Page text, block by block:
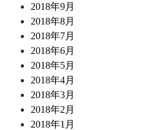
2018年9月
2018年8月
2018年7月
2018年6月
2018年5月
2018年4月
2018年3月
2018年2月
2018年1月